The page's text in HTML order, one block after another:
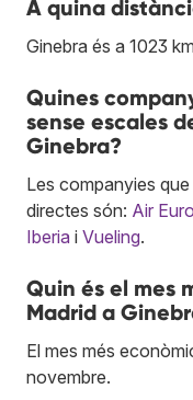
A quina
Ginebra és a 1023
Quines
sense escales
Ginebra?
Les companyies
directes són: Air
Iberia i Vueling.
Quin és el mes
Madrid a
El mes més
novembre.